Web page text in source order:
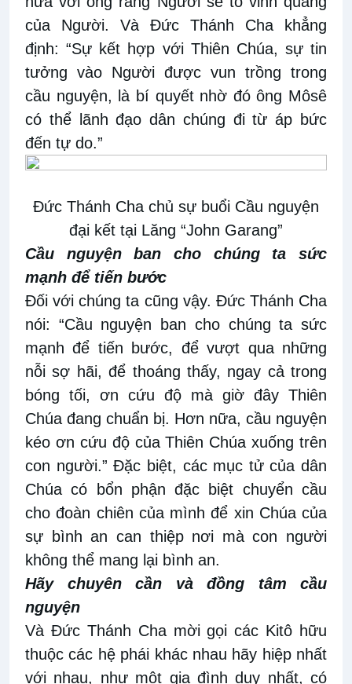
của Người. Và Đức Thánh Cha khẳng
định: “Sự kết hợp với Thiên Chúa, sự tin
tưởng vào Người được vun trồng trong
cầu nguyện, là bí quyết nhờ đó ông Môsê
có thể lãnh đạo dân chúng đi từ áp bức
đến tự do.”
Đức Thánh Cha chủ sự buổi Cầu nguyện
đại kết tại Lăng “John Garang”
Cầu nguyện ban cho chúng ta sức
mạnh để tiến bước
Đối với chúng ta cũng vậy. Đức Thánh Cha
nói: “Cầu nguyện ban cho chúng ta sức
mạnh để tiến bước, để vượt qua những
nỗi sợ hãi, để thoáng thấy, ngay cả trong
bóng tối, ơn cứu độ mà giờ đây Thiên
Chúa đang chuẩn bị. Hơn nữa, cầu nguyện
kéo ơn cứu độ của Thiên Chúa xuống trên
con người.” Đặc biệt, các mục tử của dân
Chúa có bổn phận đặc biệt chuyển cầu
cho đoàn chiên của mình để xin Chúa của
sự bình an can thiệp nơi mà con người
không thể mang lại bình an.
Hãy chuyên cần và đồng tâm cầu
nguyện
Và Đức Thánh Cha mời gọi các Kitô hữu
thuộc các hệ phái khác nhau hãy hiệp nhất
với nhau, như một gia đình duy nhất, có